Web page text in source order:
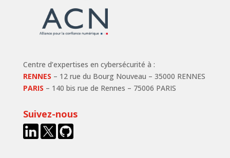
Centre d’expertises en cybersécurité à :
RENNES – 12 rue du Bourg Nouveau – 35000 RENNES
PARIS – 140 bis rue de Rennes – 75006 PARIS
Suivez-nous